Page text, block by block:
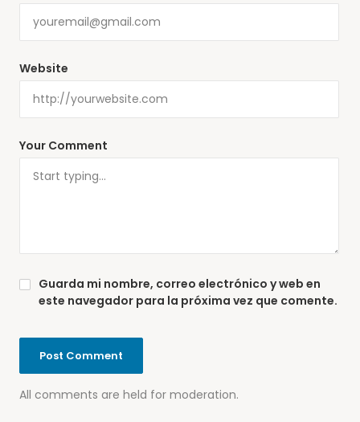
Your Comment
All comments are held for moderation.
Website
Guarda mi nombre, correo electrónico y web en
este navegador para la próxima vez que comente.